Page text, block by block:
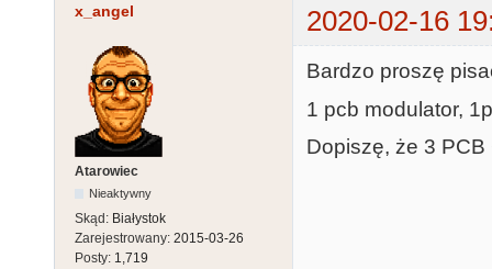
x_angel 2020-02-16
Atarowiec
Nieaktywny
Skąd: Białystok
Zarejestrowany: 2015-03-26
Posty: 1,719
Bardzo proszę
1 pcb modulator,
Dopiszę, że 3